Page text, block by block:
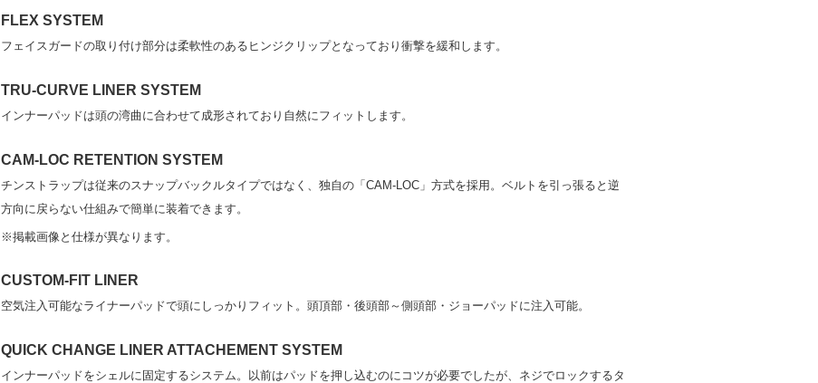
FLEX SYSTEM
フェイスガードの取り付け部分は柔軟性のあるヒンジクリップとなっており衝撃を緩和します。
TRU-CURVE LINER SYSTEM
インナーパッドは頭の湾曲に合わせて成形されており自然にフィットします。
CAM-LOC RETENTION SYSTEM
チンストラップは従来のスナップバックルタイプではなく、独自の「CAM-LOC」方式を採用。ベルトを引っ張ると逆
方向に戻らない仕組みで簡単に装着できます。
※掲載画像と仕様が異なります。
CUSTOM-FIT LINER
空気注入可能なライナーパッドで頭にしっかりフィット。頭頂部・後頭部～側頭部・ジョーパッドに注入可能。
QUICK CHANGE LINER ATTACHEMENT SYSTEM
インナーパッドをシェルに固定するシステム。以前はパッドを押し込むのにコツが必要でしたが、ネジでロックするタ